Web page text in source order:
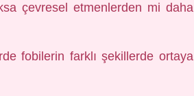
çevresel etmenlerden mi daha
fobilerin farklı şekillerde ortaya